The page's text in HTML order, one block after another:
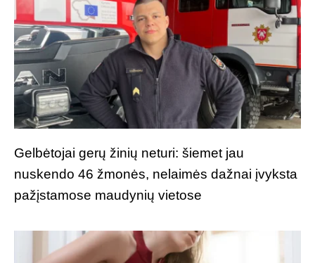
Gelbėtojai gerų žinių neturi: šiemet jau
nuskendo 46 žmonės, nelaimės dažnai įvyksta
pažįstamose maudynių vietose